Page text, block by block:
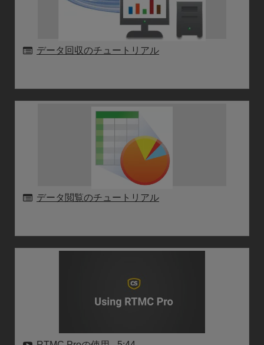
データ回収のチュートリアル
データ閲覧のチュートリアル